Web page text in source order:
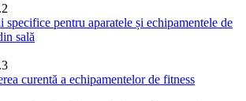
specifice pentru aparatele și echipamentele de
sală
curentă a echipamentelor de fitness